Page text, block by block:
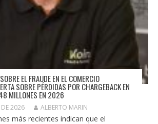
EL FRAUDE EN EL COMERCIO
SOBRE PÉRDIDAS POR CHARGEBACK EN
MILLONES EN 2026
2026 ALBERTO MARIN
más recientes indican que el